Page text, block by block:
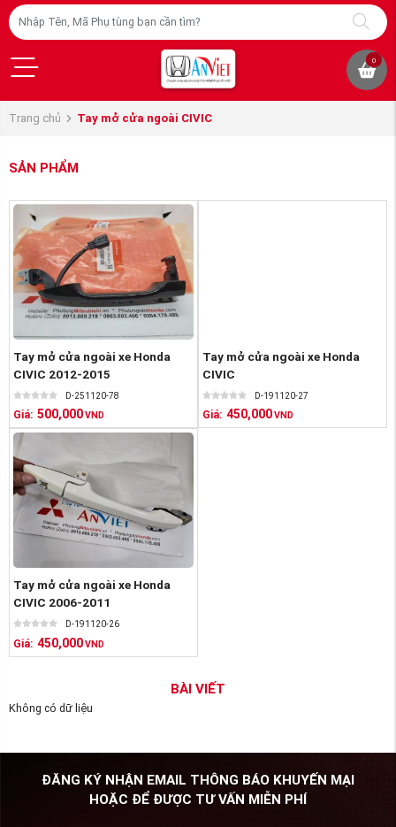
0
Trang chủ Tay mở cửa ngoài CIVIC
SẢN PHẨM
Tay mở cửa ngoài xe Honda
CIVIC 2012-2015
D-251120-78
Giá: 500,000 VND
Tay mở cửa ngoài xe Honda
CIVIC
D-191120-27
Giá: 450,000 VND
Tay mở cửa ngoài xe Honda
CIVIC 2006-2011
D-191120-26
Giá: 450,000 VND
BÀI VIẾT
Không có dữ liệu
ĐĂNG KÝ NHẬN EMAIL THÔNG BÁO KHUYẾN MẠI
HOẶC ĐỂ ĐƯỢC TƯ VẤN MIỄN PHÍ